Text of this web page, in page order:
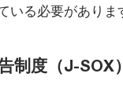
いる必要がありま
制度（J-SOX